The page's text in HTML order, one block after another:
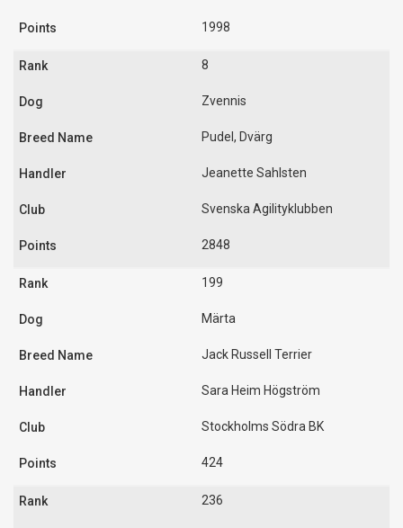
1998
8
Zvennis
Pudel, Dvärg
Jeanette Sahlsten
Svenska Agilityklubben
2848
199
Märta
Jack Russell Terrier
Sara Heim Högström
Stockholms Södra BK
424
236